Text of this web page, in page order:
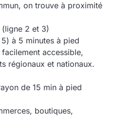
on trouve à proximité
2 et 3)
à 5 minutes à pied
accessible,
régionaux et nationaux.
de 15 min à pied
boutiques,